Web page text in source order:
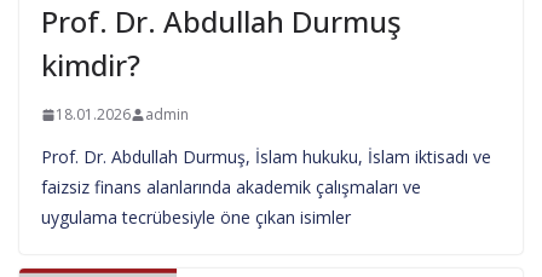
Prof. Dr. Abdullah Durmuş
kimdir?
18.01.2026 admin
Prof. Dr. Abdullah Durmuş, İslam hukuku, İslam iktisadı ve
faizsiz finans alanlarında akademik çalışmaları ve
uygulama tecrübesiyle öne çıkan isimler